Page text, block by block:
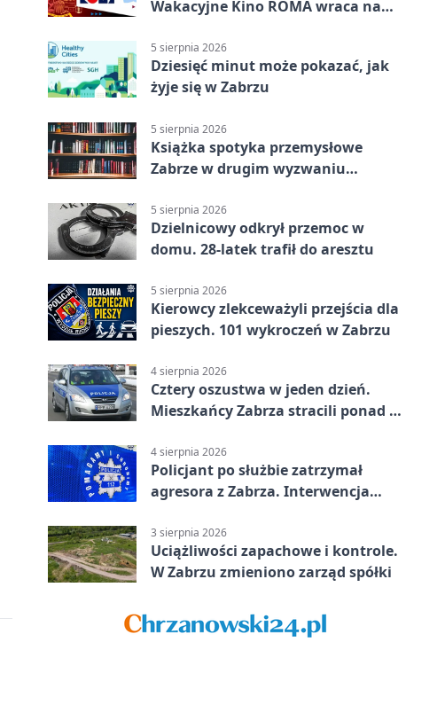
Wakacyjne Kino ROMA wraca na
5 sierpnia 2026
Dziesięć minut może pokazać, jak
żyje się w Zabrzu
5 sierpnia 2026
Książka spotyka przemysłowe
Zabrze w drugim wyzwaniu
5 sierpnia 2026
Dzielnicowy odkrył przemoc w
domu. 28-latek trafił do aresztu
5 sierpnia 2026
Kierowcy zlekceważyli przejścia dla
pieszych. 101 wykroczeń w Zabrzu
4 sierpnia 2026
Cztery oszustwa w jeden dzień.
Mieszkańcy Zabrza stracili ponad 6
4 sierpnia 2026
Policjant po służbie zatrzymał
agresora z Zabrza. Interwencja
3 sierpnia 2026
Uciążliwości zapachowe i kontrole.
W Zabrzu zmieniono zarząd spółki